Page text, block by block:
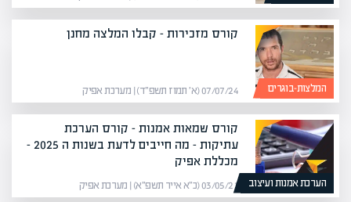
המלצות-בוגרים
קורס מזכירות – קבלו המלצה מחנן
07/07/24 (א׳ תמוז תשפ״ד) | מערכת אפיק
הערכת אמנות ועיצוב
קורס שמאות אמנות – קורס הערכת
עתיקות – מה חייבים לדעת בשנות ה 2025 –
מכללת אפיק
03/05/21 (כ״א אייר תשפ״א) | מערכת אפיק